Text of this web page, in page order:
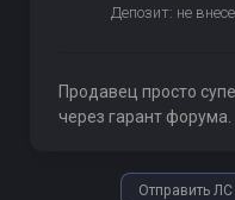
Депозит: не
Продавец просто
через гарант форума.
Отправить ЛС